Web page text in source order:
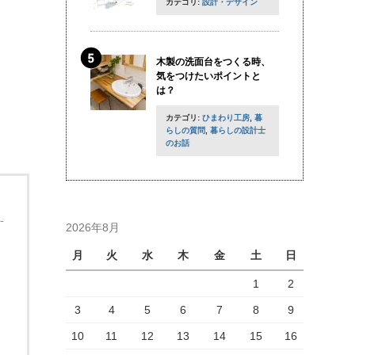
カテゴリ: 設計・デザイン
木製の洗面台をつくる時、
気をつけたいポイントと
は？
カテゴリ: ひまわり工房 暮
らしの質問
暮らしの設計士
のお話
2026年8月
月 火 水 木 金 土 日
1 2
3 4 5 6 7 8 9
10 11 12 13 14 15 16